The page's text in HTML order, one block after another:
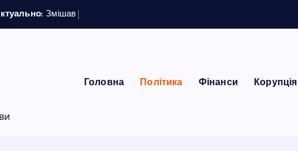
Змішав
Головна Політика Фінанси Корупція